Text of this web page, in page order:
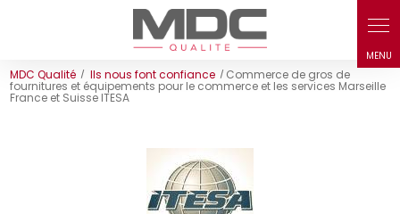
MDC Qualité Ils nous font confiance Commerce de gros de
fournitures et équipements pour le commerce et les services Marseille
France et Suisse ITESA
Panneau de gestion des cookies